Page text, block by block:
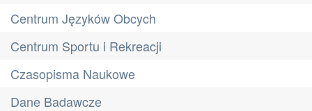
Centrum Języków Obcych
Centrum Sportu i Rekreacji
Czasopisma Naukowe
Dane Badawcze